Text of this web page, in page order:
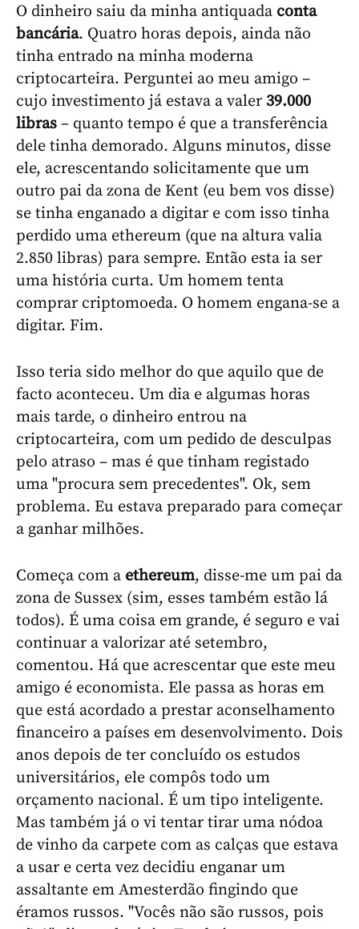
O dinheiro saiu da minha antiquada conta
bancária. Quatro horas depois, ainda não
tinha entrado na minha moderna
criptocarteira. Perguntei ao meu amigo –
cujo investimento já estava a valer 39.000
libras – quanto tempo é que a transferência
dele tinha demorado. Alguns minutos, disse
ele, acrescentando solicitamente que um
outro pai da zona de Kent (eu bem vos disse)
se tinha enganado a digitar e com isso tinha
perdido uma ethereum (que na altura valia
2.850 libras) para sempre. Então esta ia ser
uma história curta. Um homem tenta
comprar criptomoeda. O homem engana-se a
digitar. Fim.
Isso teria sido melhor do que aquilo que de
facto aconteceu. Um dia e algumas horas
mais tarde, o dinheiro entrou na
criptocarteira, com um pedido de desculpas
pelo atraso – mas é que tinham registado
uma "procura sem precedentes". Ok, sem
problema. Eu estava preparado para começar
a ganhar milhões.
Começa com a ethereum, disse-me um pai da
zona de Sussex (sim, esses também estão lá
todos). É uma coisa em grande, é seguro e vai
continuar a valorizar até setembro,
comentou. Há que acrescentar que este meu
amigo é economista. Ele passa as horas em
que está acordado a prestar aconselhamento
financeiro a países em desenvolvimento. Dois
anos depois de ter concluído os estudos
universitários, ele compôs todo um
orçamento nacional. É um tipo inteligente.
Mas também já o vi tentar tirar uma nódoa
de vinho da carpete com as calças que estava
a usar e certa vez decidiu enganar um
assaltante em Amesterdão fingindo que
éramos russos. "Vocês não são russos, pois